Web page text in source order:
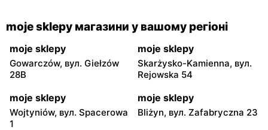
moje sklepy магазини у вашому регіоні
moje sklepy
Gowarczów, вул. Giełzów
28B
moje sklepy
Skarżysko-Kamienna, вул.
Rejowska 54
moje sklepy
Wojtyniów, вул. Spacerowa
1
moje sklepy
Bliżyn, вул. Zafabryczna 23